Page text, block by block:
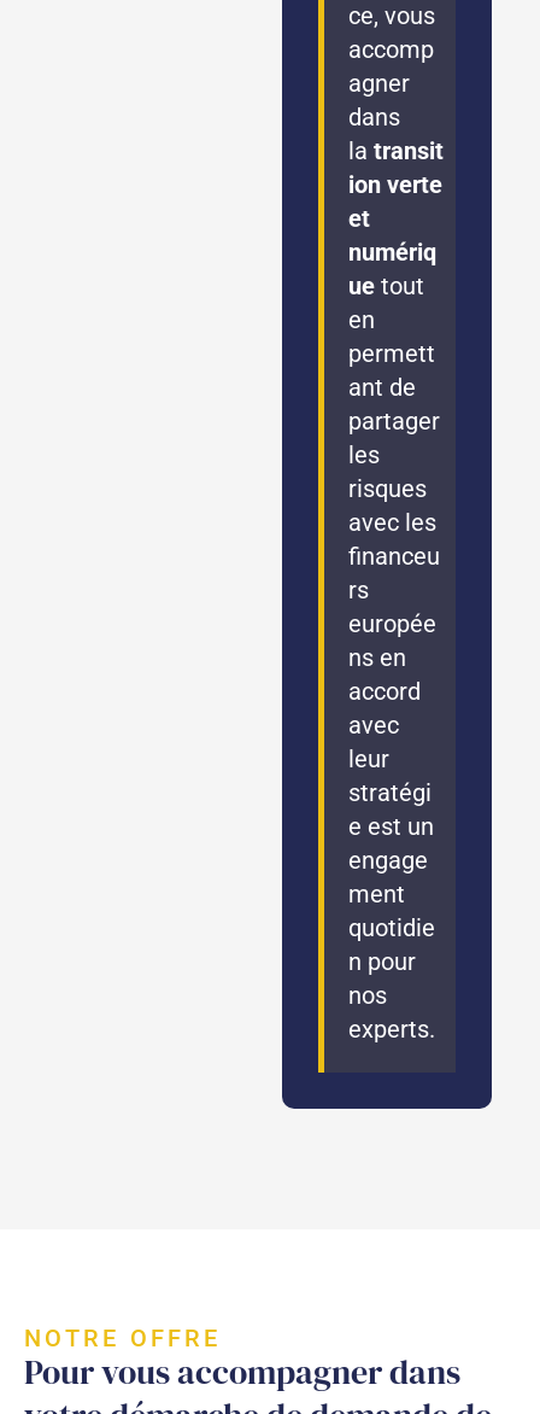
ce, vous
accomp
agner
dans
la transit
ion verte
et
numériq
ue tout
en
permett
ant de
partager
les
risques
avec les
financeu
rs
europée
ns en
accord
avec
leur
stratégi
e est un
engage
ment
quotidie
n pour
nos
experts.
NOTRE OFFRE
Pour vous accompagner dans